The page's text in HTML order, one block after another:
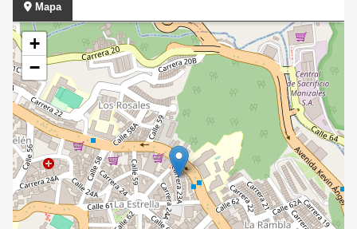
Mapa
+
−